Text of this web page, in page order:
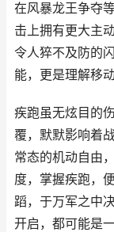
在风暴龙王争夺
击上拥有更大主
令人猝不及防的
能，更是理解移
疾跑虽无炫目的
覆，默默影响着
常态的机动自由
度，掌握疾跑，
蹈，于万军之中
开启，都可能是